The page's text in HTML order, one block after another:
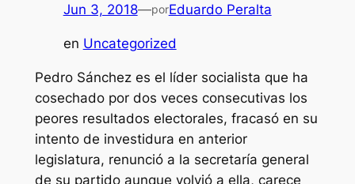
Jun 3, 2018—porEduardo Peralta
en Uncategorized
Pedro Sánchez es el líder socialista que ha
cosechado por dos veces consecutivas los
peores resultados electorales, fracasó en su
intento de investidura en anterior
legislatura, renunció a la secretaría general
de su partido aunque volvió a ella, carece